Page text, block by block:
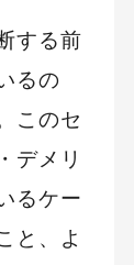
する前
るの
このセ
デメリ
るケー
と、よ